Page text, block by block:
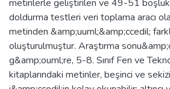
metinlerle geliştirilen ve 49-51
doldurma testleri veri toplama aracı
metinden &amp;uuml;&amp;ccedil;
oluşturulmuştur. Araştırma
g&amp;ouml;re, 5-8. Sınıf Fen ve
kitaplarındaki metinler, beşinci ve